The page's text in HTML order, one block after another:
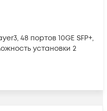
48 портов 10GE SFP+,
установки 2